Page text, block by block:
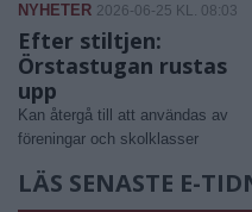
NYHETER 2026-06-25 KL. 08:03
Efter stiltjen:
Örstastugan rustas
upp
Kan återgå till att användas av
föreningar och skolklasser
LÄS SENASTE E-